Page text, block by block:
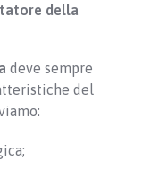
della
deve sempre
del